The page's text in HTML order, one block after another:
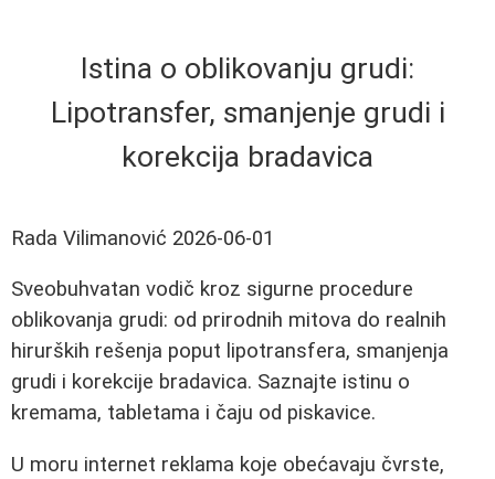
Istina o oblikovanju grudi:
Lipotransfer, smanjenje grudi i
korekcija bradavica
Rada Vilimanović 2026-06-01
Sveobuhvatan vodič kroz sigurne procedure
oblikovanja grudi: od prirodnih mitova do realnih
hirurških rešenja poput lipotransfera, smanjenja
grudi i korekcije bradavica. Saznajte istinu o
kremama, tabletama i čaju od piskavice.
U moru internet reklama koje obećavaju čvrste,